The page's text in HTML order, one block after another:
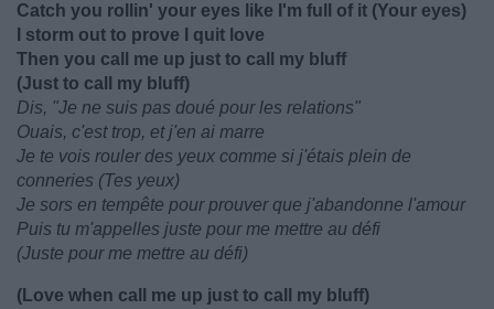
Catch you rollin' your eyes like I'm full of it (Your eyes)
I storm out to prove I quit love
Then you call me up just to call my bluff
(Just to call my bluff)
Dis, "Je ne suis pas doué pour les relations"
Ouais, c'est trop, et j'en ai marre
Je te vois rouler des yeux comme si j'étais plein de
conneries (Tes yeux)
Je sors en tempête pour prouver que j'abandonne l'amour
Puis tu m'appelles juste pour me mettre au défi
(Juste pour me mettre au défi)
(Love when call me up just to call my bluff)